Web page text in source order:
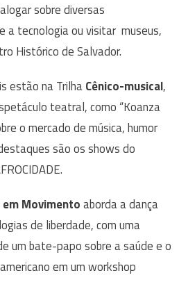
sobre diversas
a tecnologia ou visitar museus,
Histórico de Salvador.
estão na TrilhaCênico-musical,
teatral, como “Koanza
o mercado de música, humor
são os shows do
em Movimentoaborda a dança
de liberdade, com uma
um bate-papo sobre a saúde e o
em um workshop